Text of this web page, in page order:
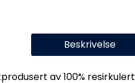
Beskrivelse
av 100%